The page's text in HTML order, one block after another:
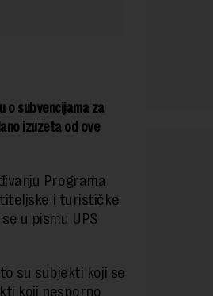
o subvencijama za
izuzeta od ove
Programa
i turističke
u pismu UPS
su subjekti koji se
koji nesporno